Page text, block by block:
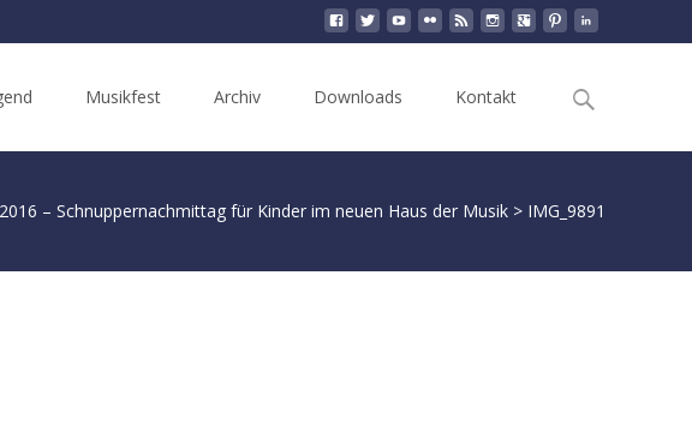
Musikfest Archiv Downloads Kontakt
Search
– Schnuppernachmittag für Kinder im neuen Haus der Musik > IMG_9891